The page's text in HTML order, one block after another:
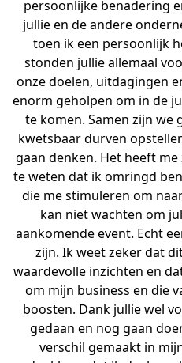
persoonlijke benadering
jullie en de andere
toen ik een persoonlijk
stonden jullie allemaal
onze doelen, uitdagingen
enorm geholpen om in de
te komen. Samen zijn we
kwetsbaar durven
gaan denken. Het heeft
te weten dat ik omringd
die me stimuleren om
kan niet wachten om
aankomende event. Echt
zijn. Ik weet zeker dat
waardevolle inzichten en
om mijn business en die
boosten. Dank jullie wel
gedaan en nog gaan
verschil gemaakt in